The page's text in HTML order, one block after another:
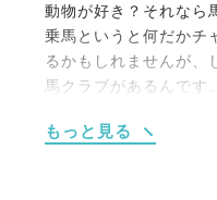
動物が好き？それなら
乗馬というと何だかチ
るかもしれませんが、
馬クラブがあるんです。
【２】海や山、草原を
もっと見る